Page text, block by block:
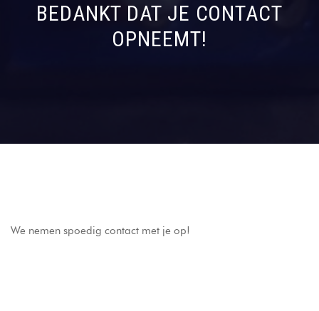
BEDANKT DAT JE CONTACT
OPNEEMT!
We nemen spoedig contact met je op!